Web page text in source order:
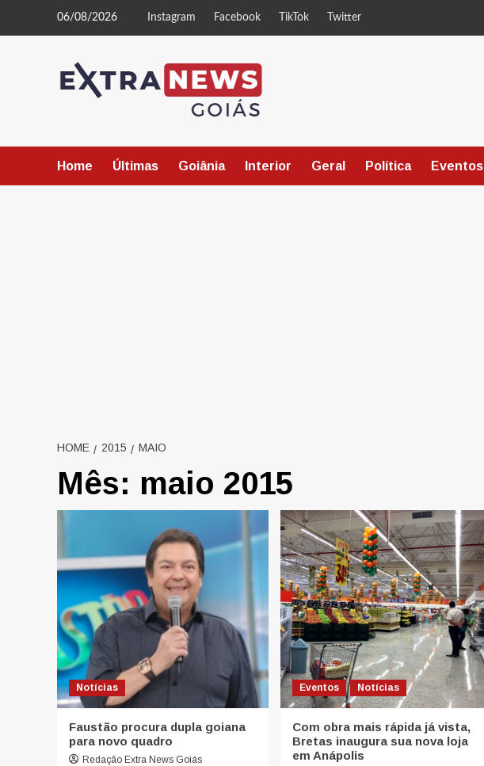
content
06/08/2026 Instagram Facebook TikTok Twitter
Home Últimas Goiânia Interior Geral Política Eventos
HOME 2015 MAIO
Mês: maio 2015
Notícias
Faustão procura dupla goiana
para novo quadro
Redação Extra News Goiás
Eventos Notícias
Com obra mais rápida já vista,
Bretas inaugura sua nova loja
em Anápolis